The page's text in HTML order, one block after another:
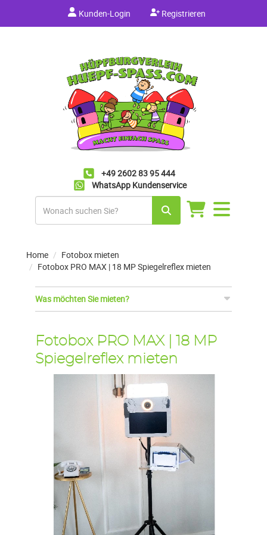
Kunden-Login Registrieren
+49 2602 83 95 444
WhatsApp Kundenservice
Navigation
umschalten
Home
Fotobox mieten
Fotobox PRO MAX | 18 MP Spiegelreflex mieten
Was möchten Sie mieten?
Fotobox PRO MAX | 18 MP
Spiegelreflex mieten